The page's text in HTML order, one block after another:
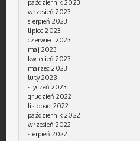
październik 2023
wrzesień 2023
sierpień 2023
lipiec 2023
czerwiec 2023
maj 2023
kwiecień 2023
marzec 2023
luty 2023
styczeń 2023
grudzień 2022
listopad 2022
październik 2022
wrzesień 2022
sierpień 2022